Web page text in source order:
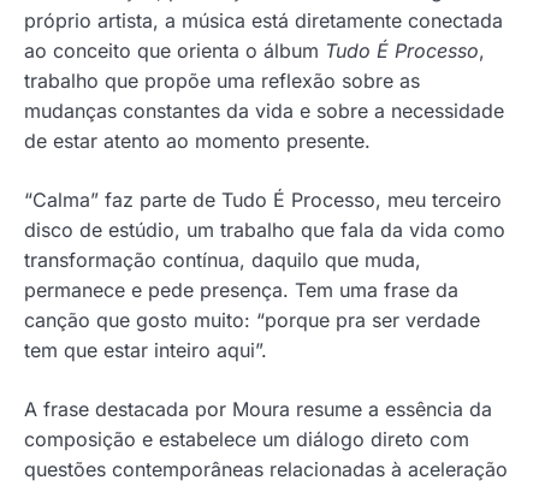
próprio artista, a música está diretamente conectada
ao conceito que orienta o álbum Tudo É Processo,
trabalho que propõe uma reflexão sobre as
mudanças constantes da vida e sobre a necessidade
de estar atento ao momento presente.
“Calma” faz parte de Tudo É Processo, meu terceiro
disco de estúdio, um trabalho que fala da vida como
transformação contínua, daquilo que muda,
permanece e pede presença. Tem uma frase da
canção que gosto muito: “porque pra ser verdade
tem que estar inteiro aqui”.
A frase destacada por Moura resume a essência da
composição e estabelece um diálogo direto com
questões contemporâneas relacionadas à aceleração